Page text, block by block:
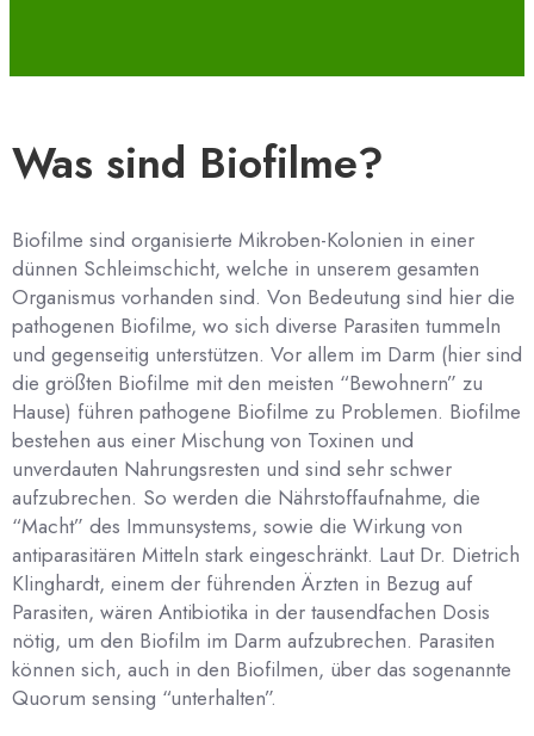
Was sind Biofilme?
Biofilme sind organisierte Mikroben-Kolonien in einer
dünnen Schleimschicht, welche in unserem gesamten
Organismus vorhanden sind. Von Bedeutung sind hier die
pathogenen Biofilme, wo sich diverse Parasiten tummeln
und gegenseitig unterstützen. Vor allem im Darm (hier sind
die größten Biofilme mit den meisten “Bewohnern” zu
Hause) führen pathogene Biofilme zu Problemen. Biofilme
bestehen aus einer Mischung von Toxinen und
unverdauten Nahrungsresten und sind sehr schwer
aufzubrechen. So werden die Nährstoffaufnahme, die
“Macht” des Immunsystems, sowie die Wirkung von
antiparasitären Mitteln stark eingeschränkt. Laut Dr. Dietrich
Klinghardt, einem der führenden Ärzten in Bezug auf
Parasiten, wären Antibiotika in der tausendfachen Dosis
nötig, um den Biofilm im Darm aufzubrechen. Parasiten
können sich, auch in den Biofilmen, über das sogenannte
Quorum sensing “unterhalten”.